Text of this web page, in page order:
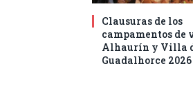
Clausuras de los
campamentos de
Alhaurín y Villa
Guadalhorce 2026